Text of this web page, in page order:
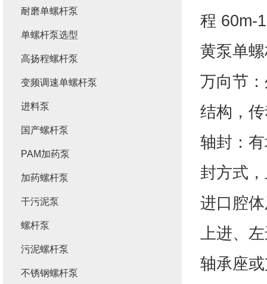
程 60m-
黄泵单
万向节
结构，
轴封：
封方式
进口腔
上进、
轴承座
耐磨单螺杆泵
单螺杆泵选型
高扬程螺杆泵
变频调速单螺杆泵
进料泵
国产螺杆泵
PAM加药泵
加药螺杆泵
干污泥泵
螺杆泵
污泥螺杆泵
不锈钢螺杆泵